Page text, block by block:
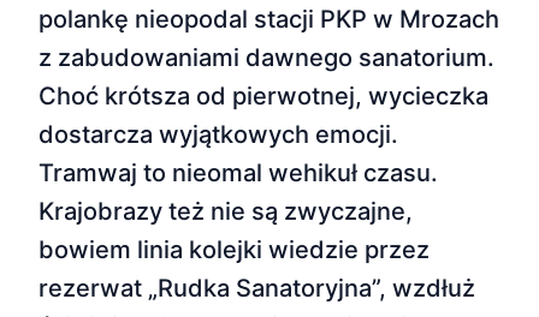
polankę nieopodal stacji PKP w Mrozach
z zabudowaniami dawnego sanatorium.
Choć krótsza od pierwotnej, wycieczka
dostarcza wyjątkowych emocji.
Tramwaj to nieomal wehikuł czasu.
Krajobrazy też nie są zwyczajne,
bowiem linia kolejki wiedzie przez
rezerwat „Rudka Sanatoryjna”, wzdłuż